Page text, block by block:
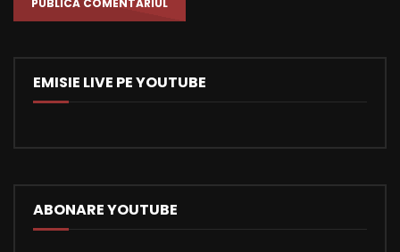
EMISIE LIVE PE YOUTUBE
ABONARE YOUTUBE